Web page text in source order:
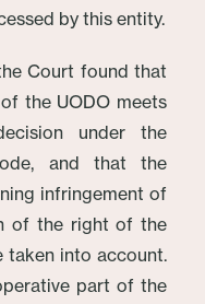
by this entity.
Court found that
the UODO meets
under the
and that the
infringement of
of the right of the
taken into account.
part of the